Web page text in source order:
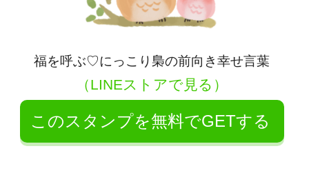
福を呼ぶ♡にっこり梟の前向き幸せ言葉
（LINEストアで見る）
このスタンプを無料でGETする